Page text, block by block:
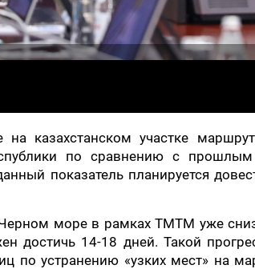
казахстанском участке
по сравнению с
показатель планируется
море в рамках ТМТМ уже
достичь 14-18 дней. Такой
по устранению «узких мест» на